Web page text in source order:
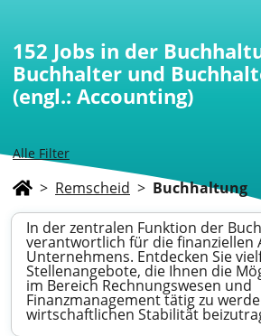
Alle Filter
152 Jobs in der
Buchhalter und
(engl.: Accounting)
> Remscheid > Buchhaltung
In der zentralen Funktion der
verantwortlich für die finanziellen
Unternehmens. Entdecken Sie
Stellenangebote, die Ihnen die
im Bereich Rechnungswesen und
Finanzmanagement tätig zu
wirtschaftlichen Stabilität